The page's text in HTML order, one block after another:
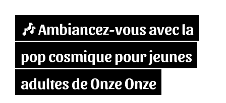
🎶 Ambiancez-vous avec la
pop cosmique pour jeunes
adultes de Onze Onze